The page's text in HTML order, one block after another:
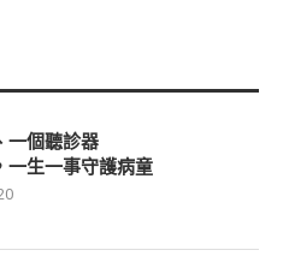
一個聽診器
一生一事守護病童